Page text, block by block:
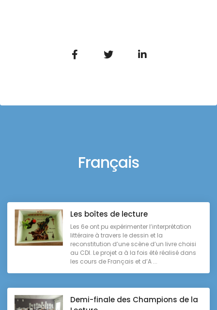
Français
Les boîtes de lecture
Les 6e ont pu expérimenter l’interprétation
littéraire à travers le dessin et la
reconstitution d’une scène d’un livre choisi
au CDI. Le projet a à la fois été réalisé dans
les cours de Français et d’A ...
Demi-finale des Champions de la